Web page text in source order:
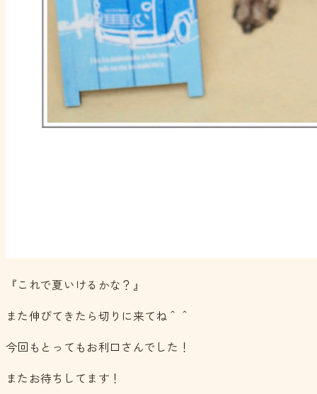
『これで夏いけるかな？』
また伸びてきたら切りに来てね＾＾
今回もとってもお利口さんでした！
またお待ちしてます！